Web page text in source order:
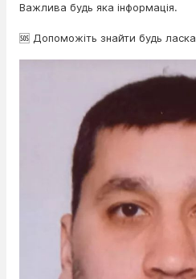
Важлива будь яка інформація.
🆘 Допоможіть знайти будь ласка